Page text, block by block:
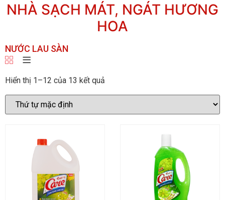
NHÀ SẠCH MÁT, NGÁT HƯƠNG
HOA
NƯỚC LAU SÀN
Hiển thị 1–12 của 13 kết quả